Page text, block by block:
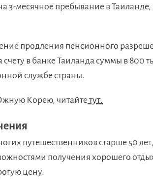
3-месячное пребывание в
продления пенсионного
в банке Таиланда суммы в 800
службе страны.
Корею, читайтетут.
путешественников старше 50
получения хорошего
цену.